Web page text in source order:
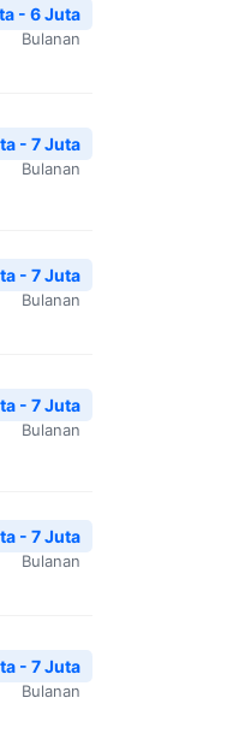
- 6 Juta
Bulanan
- 7 Juta
Bulanan
- 7 Juta
Bulanan
- 7 Juta
Bulanan
- 7 Juta
Bulanan
- 7 Juta
Bulanan